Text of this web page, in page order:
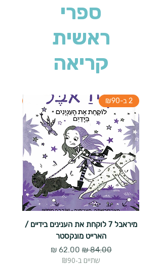
ספרי
ראשית
קריאה
2 ב-₪90
מיראבל 7 לוקחת את הענינים בידיים /
הארייט מונקסטר
מחיר רגיל‏84.00 ‏₪ מחיר מבצע
שתיים ב-₪90